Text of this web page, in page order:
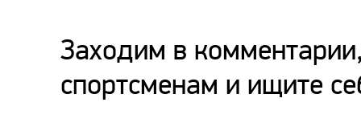
Заходим в
спортсменам и ищите